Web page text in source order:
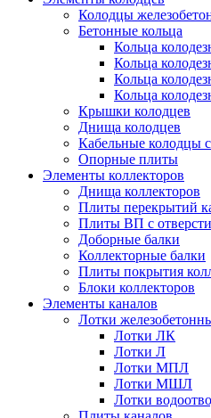
Колодцы
Бетонные кольца
Кольца
Кольца
Кольца
Кольца
Крышки колодцев
Днища колодцев
Кабельные колодцы
Опорные плиты
Элементы коллекторов
Днища коллекторов
Плиты перекрытий
Плиты ВП с
Доборные балки
Коллекторные балки
Плиты покрытия
Блоки коллекторов
Элементы каналов
Лотки
Лотки ЛК
Лотки Л
Лотки МПЛ
Лотки МШЛ
Лотки